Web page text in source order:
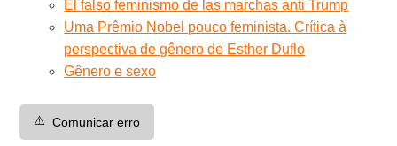
El falso feminismo de las marchas anti Trump
Uma Prêmio Nobel pouco feminista. Crítica à
perspectiva de gênero de Esther Duflo
Gênero e sexo
⚠️ Comunicar erro